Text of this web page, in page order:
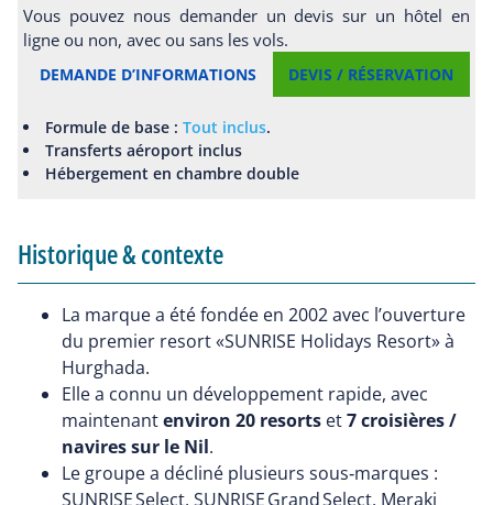
Vous pouvez nous demander un devis sur un hôtel en
ligne ou non, avec ou sans les vols.
DEMANDE D’INFORMATIONS DEVIS / RÉSERVATION
Formule de base :Tout inclus.
Transferts aéroport inclus
Hébergement en chambre double
Historique & contexte
La marque a été fondée en 2002 avec l’ouverture
du premier resort «SUNRISE Holidays Resort» à
Hurghada.
Elle a connu un développement rapide, avec
maintenantenviron 20 resorts et7 croisières /
navires sur le Nil.
Le groupe a décliné plusieurs sous‑marques :
SUNRISE Select, SUNRISE Grand Select, Meraki